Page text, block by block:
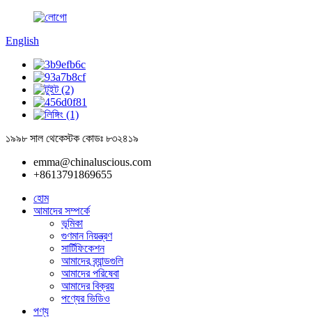
English
১৯৯৮ সাল থেকেস্টক কোডঃ ৮৩২৪১৯
emma@chinaluscious.com
+8613791869655
হোম
আমাদের সম্পর্কে
ভূমিকা
গুণমান নিয়ন্ত্রণ
সার্টিফিকেশন
আমাদের ব্র্যান্ডগুলি
আমাদের পরিষেবা
আমাদের বিক্রয়
পণ্যের ভিডিও
পণ্য